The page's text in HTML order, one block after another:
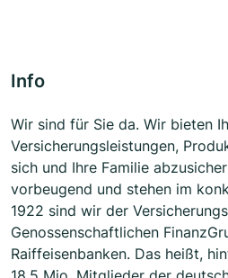
Info
Wir sind für Sie da. Wir bieten
Versicherungsleistungen,
sich und Ihre Familie
vorbeugend und stehen im
1922 sind wir der
Genossenschaftlichen
Raiffeisenbanken. Das heißt,